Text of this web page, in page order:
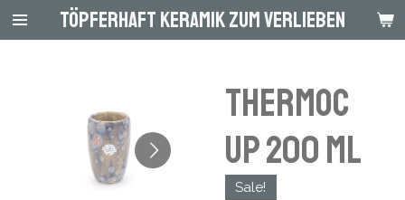
Zum
Hauptinhalt
Töpferhaft Keramik zum Verlieben
Thermoc
up 200 ml
Sale!